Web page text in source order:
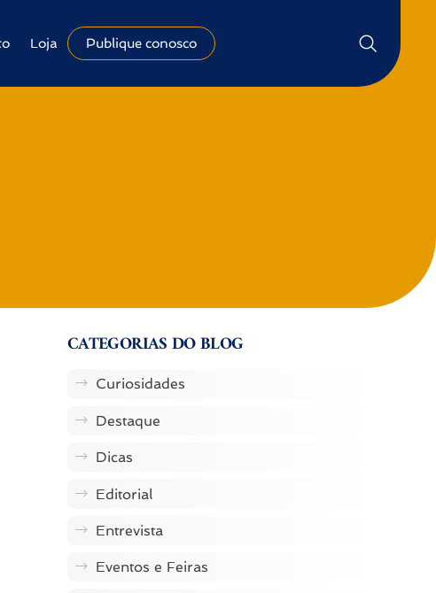
Loja Publique conosco
CATEGORIAS DO BLOG
Curiosidades
Destaque
Dicas
Editorial
Entrevista
Eventos e Feiras